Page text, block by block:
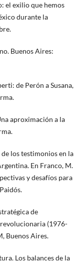
el exilio que hemos
durante la
Buenos Aires:
de Perón a Susana,
aproximación a la
los testimonios en la
En Franco, M.
y desafíos para
de
(1976-
Buenos Aires.
Los balances de la